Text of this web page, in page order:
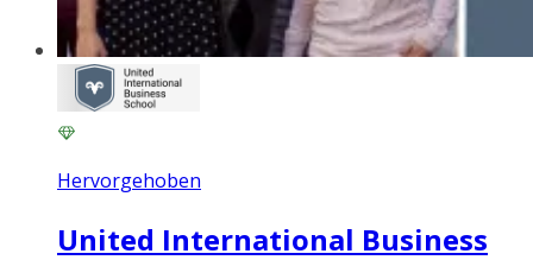
Hervorgehoben
United International Business